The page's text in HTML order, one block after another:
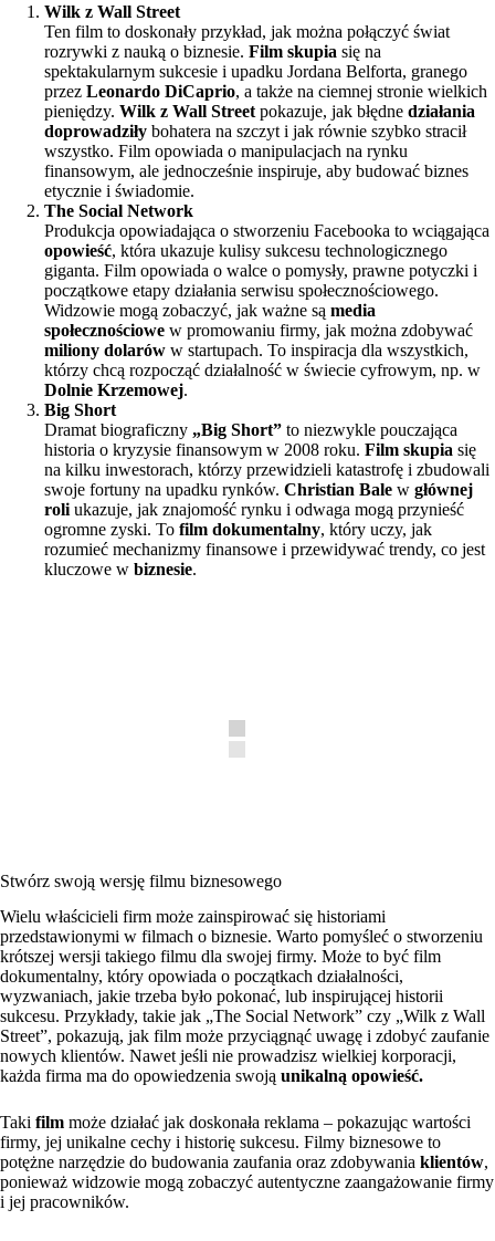
Wilk z Wall Street
Ten film to doskonały przykład, jak można połączyć świat
rozrywki z nauką o biznesie. Film skupia się na
spektakularnym sukcesie i upadku Jordana Belforta, granego
przez Leonardo DiCaprio, a także na ciemnej stronie wielkich
pieniędzy. Wilk z Wall Street pokazuje, jak błędne działania
doprowadziły bohatera na szczyt i jak równie szybko stracił
wszystko. Film opowiada o manipulacjach na rynku
finansowym, ale jednocześnie inspiruje, aby budować biznes
etycznie i świadomie.
The Social Network
Produkcja opowiadająca o stworzeniu Facebooka to wciągająca
opowieść, która ukazuje kulisy sukcesu technologicznego
giganta. Film opowiada o walce o pomysły, prawne potyczki i
początkowe etapy działania serwisu społecznościowego.
Widzowie mogą zobaczyć, jak ważne są media
społecznościowe w promowaniu firmy, jak można zdobywać
miliony dolarów w startupach. To inspiracja dla wszystkich,
którzy chcą rozpocząć działalność w świecie cyfrowym, np. w
Dolnie Krzemowej.
Big Short
Dramat biograficzny „Big Short” to niezwykle pouczająca
historia o kryzysie finansowym w 2008 roku. Film skupia się
na kilku inwestorach, którzy przewidzieli katastrofę i zbudowali
swoje fortuny na upadku rynków. Christian Bale w głównej
roli ukazuje, jak znajomość rynku i odwaga mogą przynieść
ogromne zyski. To film dokumentalny, który uczy, jak
rozumieć mechanizmy finansowe i przewidywać trendy, co jest
kluczowe w biznesie.
Stwórz swoją wersję filmu biznesowego
Wielu właścicieli firm może zainspirować się historiami
przedstawionymi w filmach o biznesie. Warto pomyśleć o stworzeniu
krótszej wersji takiego filmu dla swojej firmy. Może to być film
dokumentalny, który opowiada o początkach działalności,
wyzwaniach, jakie trzeba było pokonać, lub inspirującej historii
sukcesu. Przykłady, takie jak „The Social Network” czy „Wilk z Wall
Street”, pokazują, jak film może przyciągnąć uwagę i zdobyć zaufanie
nowych klientów. Nawet jeśli nie prowadzisz wielkiej korporacji,
każda firma ma do opowiedzenia swoją unikalną opowieść.
Taki film może działać jak doskonała reklama – pokazując wartości
firmy, jej unikalne cechy i historię sukcesu. Filmy biznesowe to
potężne narzędzie do budowania zaufania oraz zdobywania klientów,
ponieważ widzowie mogą zobaczyć autentyczne zaangażowanie firmy
i jej pracowników.